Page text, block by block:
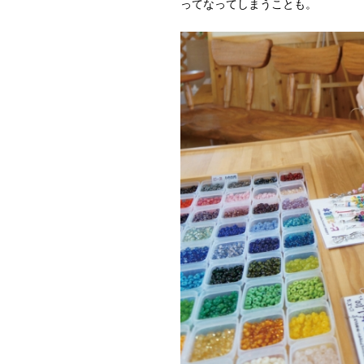
ってなってしまうことも。